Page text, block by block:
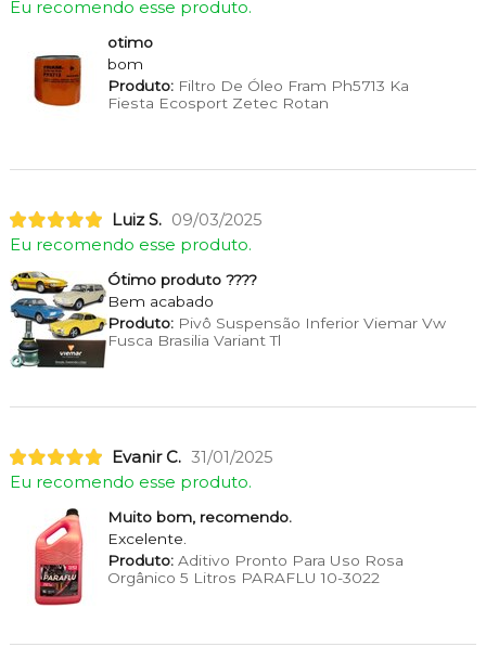
Eu recomendo esse produto.
otimo
bom
Produto:Filtro De Óleo Fram Ph5713 Ka
Fiesta Ecosport Zetec Rotan
Luiz S. 09/03/2025
Eu recomendo esse produto.
Ótimo produto ????
Bem acabado
Produto:Pivô Suspensão Inferior Viemar Vw
Fusca Brasilia Variant Tl
Evanir C. 31/01/2025
Eu recomendo esse produto.
Muito bom, recomendo.
Excelente.
Produto:Aditivo Pronto Para Uso Rosa
Orgânico 5 Litros PARAFLU 10-3022